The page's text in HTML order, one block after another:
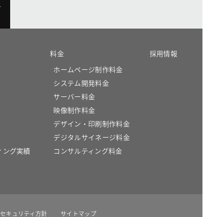
ング実績
料金
ホームページ制作料金
システム開発料金
サーバー料金
映像制作料金
デザイン・印刷制作料金
デジタルサイネージ料金
コンサルティング料金
採用情報
キュリティ方針 サイトマップ